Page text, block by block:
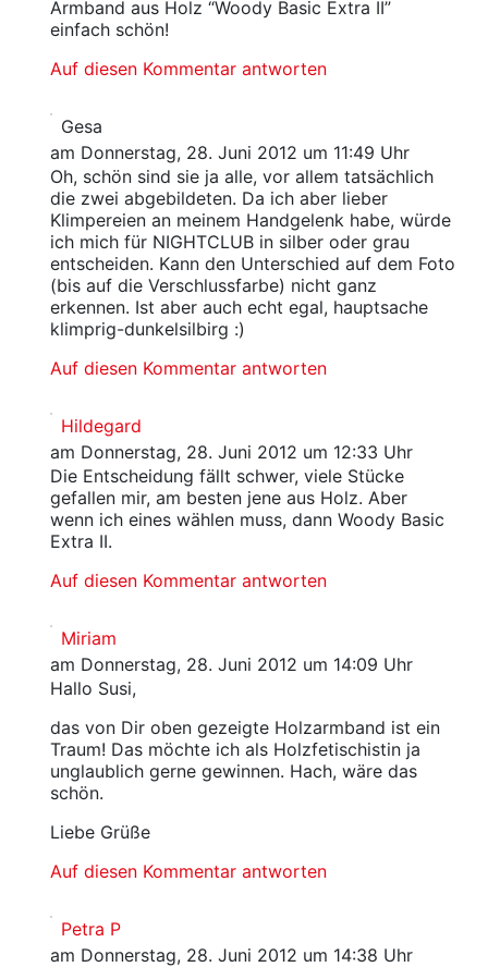
Armband aus Holz “Woody Basic Extra II”
einfach schön!
Auf diesen Kommentar antworten
Gesa
am Donnerstag, 28. Juni 2012 um 11:49 Uhr
Oh, schön sind sie ja alle, vor allem tatsächlich
die zwei abgebildeten. Da ich aber lieber
Klimpereien an meinem Handgelenk habe, würde
ich mich für NIGHTCLUB in silber oder grau
entscheiden. Kann den Unterschied auf dem Foto
(bis auf die Verschlussfarbe) nicht ganz
erkennen. Ist aber auch echt egal, hauptsache
klimprig-dunkelsilbirg :)
Auf diesen Kommentar antworten
Hildegard
am Donnerstag, 28. Juni 2012 um 12:33 Uhr
Die Entscheidung fällt schwer, viele Stücke
gefallen mir, am besten jene aus Holz. Aber
wenn ich eines wählen muss, dann Woody Basic
Extra II.
Auf diesen Kommentar antworten
Miriam
am Donnerstag, 28. Juni 2012 um 14:09 Uhr
Hallo Susi,
das von Dir oben gezeigte Holzarmband ist ein
Traum! Das möchte ich als Holzfetischistin ja
unglaublich gerne gewinnen. Hach, wäre das
schön.
Liebe Grüße
Auf diesen Kommentar antworten
Petra P
am Donnerstag, 28. Juni 2012 um 14:38 Uhr